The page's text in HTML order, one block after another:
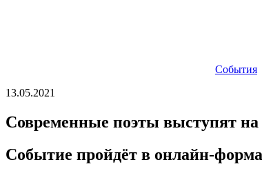
События
13.05.2021
Современные поэты выступят
Событие пройдёт в онлайн-